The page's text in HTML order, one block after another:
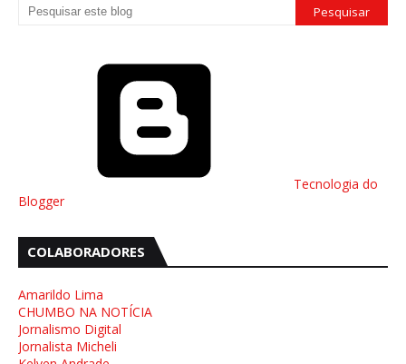
Tecnologia do
Blogger
COLABORADORES
Amarildo Lima
CHUMBO NA NOTÍCIA
Jornalismo Digital
Jornalista Micheli